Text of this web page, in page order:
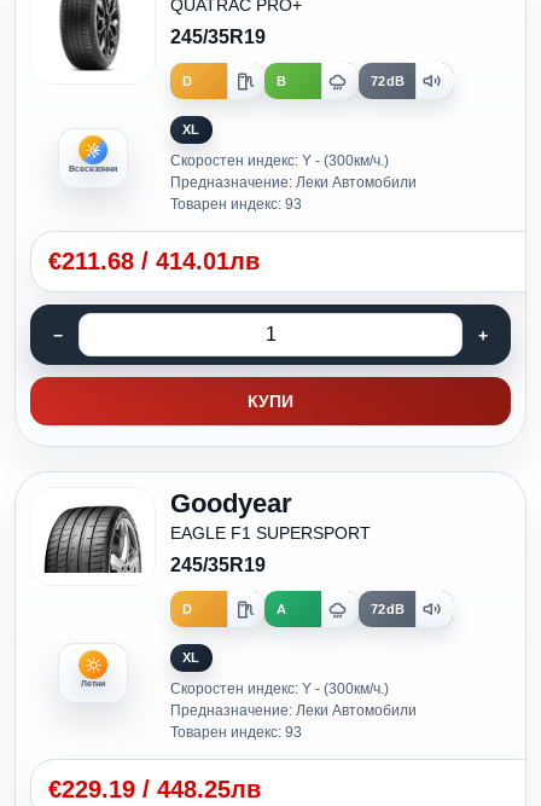
Всесезонни
QUATRAC PRO+
245/35R19
D B 72dB
XL
Скоростен индекс: Y - (300км/ч.)
Предназначение: Леки Автомобили
Товарен индекс: 93
€211.68 / 414.01лв
КУПИ
Летни
Goodyear
EAGLE F1 SUPERSPORT
245/35R19
D A 72dB
XL
Скоростен индекс: Y - (300км/ч.)
Предназначение: Леки Автомобили
Товарен индекс: 93
€229.19 / 448.25лв